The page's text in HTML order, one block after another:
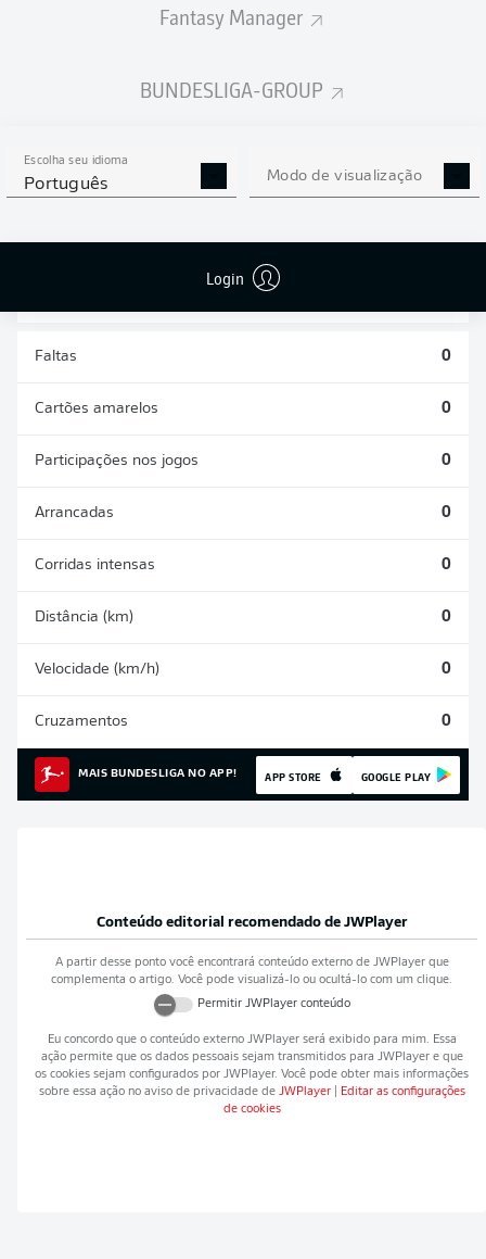
Fantasy Manager
BUNDESLIGA-GROUP
Escolha seu idioma
Português Modo de visualização
Login
ESTATÍSTICAS DA
TEMPORADA 2026/2027
ÁREAS
Faltas 0
Cartões amarelos 0
Participações nos jogos 0
Arrancadas 0
Corridas intensas 0
Distância (km) 0
Velocidade (km/h) 0
Cruzamentos 0
MAIS BUNDESLIGA NO APP! APP STORE GOOGLE PLAY
Conteúdo editorial recomendado de JWPlayer
A partir desse ponto você encontrará conteúdo externo de JWPlayerque
complementa o artigo. Você pode visualizá-lo ou ocultá-lo com um clique.
Permitir JWPlayerconteúdo
Eu concordo que o conteúdo externo JWPlayerserá exibido para mim. Essa
ação permite que os dados pessoais sejam transmitidos para JWPlayere que
os cookies sejam configurados por JWPlayer. Você pode obter mais informações
sobre essa ação no aviso de privacidade de JWPlayer
Editar as configurações
de cookies